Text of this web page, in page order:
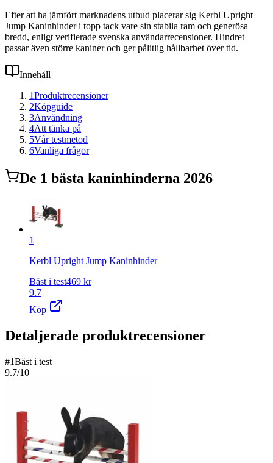
Efter att ha jämfört marknadens utbud placerar sig Kerbl Upright
Jump Kaninhinder i topp tack vare sin stabila ram och generösa
bredd, enligt verifierade svenska användarrecensioner. Hindret
passar även större kaniner och ger pålitlig hållbarhet över tid.
Innehåll
1Produktrecensioner
2Köpguide
3Användning
4Att tänka på
5Vår testmetod
6Vanliga frågor
De 1 bästa kaninhinderna 2026
1
Kerbl Upright Jump Kaninhinder
Bäst i test469 kr
9.7
Köp
Detaljerade produktrecensioner
#1Bäst i test
9.7/10